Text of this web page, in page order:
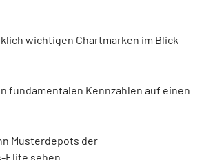
wichtigen Chartmarken im Blick
Kennzahlen auf einen
der
Elite sehen